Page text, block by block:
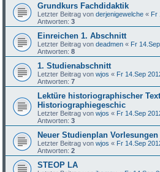
Grundkurs Fachdidaktik
Letzter Beitrag vonderjenigewelche « Fr
Antworten:3
Einreichen 1. Abschnitt
Letzter Beitrag vondeadmen « Fr
Antworten:8
1. Studienabschnitt
Letzter Beitrag vonwjos « Fr 14.Sep
Antworten:7
Lektüre historiographischer
Historiographiegeschic
Letzter Beitrag vonwjos « Fr 14.Sep
Antworten:3
Neuer Studienplan Vorlesungen
Letzter Beitrag vonwjos « Fr 14.Sep
Antworten:2
STEOP LA